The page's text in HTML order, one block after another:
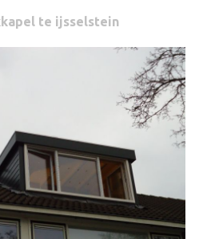
te ijsselstein